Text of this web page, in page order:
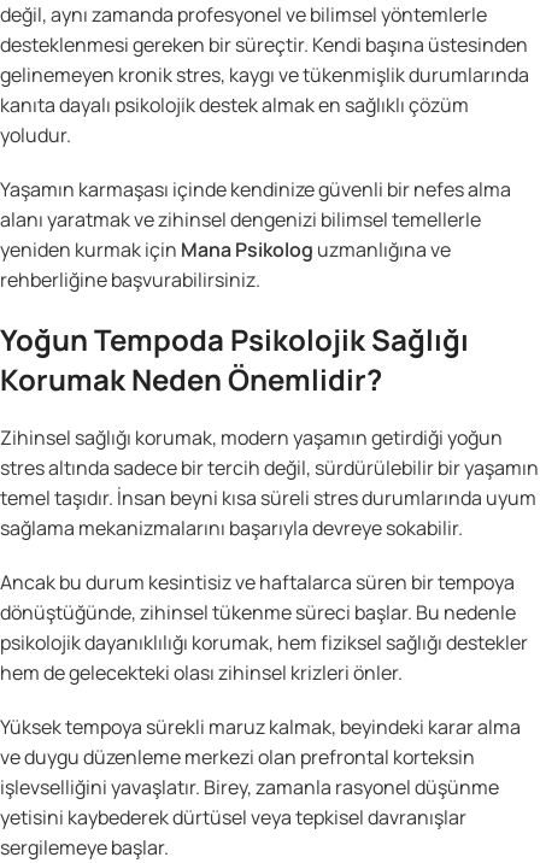
değil, aynı zamanda profesyonel ve bilimsel yöntemlerle
desteklenmesi gereken bir süreçtir. Kendi başına üstesinden
gelinemeyen kronik stres, kaygı ve tükenmişlik durumlarında
kanıta dayalı psikolojik destek almak en sağlıklı çözüm
yoludur.
Yaşamın karmaşası içinde kendinize güvenli bir nefes alma
alanı yaratmak ve zihinsel dengenizi bilimsel temellerle
yeniden kurmak için Mana Psikolog uzmanlığına ve
rehberliğine başvurabilirsiniz.
Yoğun Tempoda Psikolojik Sağlığı
Korumak Neden Önemlidir?
Zihinsel sağlığı korumak, modern yaşamın getirdiği yoğun
stres altında sadece bir tercih değil, sürdürülebilir bir yaşamın
temel taşıdır. İnsan beyni kısa süreli stres durumlarında uyum
sağlama mekanizmalarını başarıyla devreye sokabilir.
Ancak bu durum kesintisiz ve haftalarca süren bir tempoya
dönüştüğünde, zihinsel tükenme süreci başlar. Bu nedenle
psikolojik dayanıklılığı korumak, hem fiziksel sağlığı destekler
hem de gelecekteki olası zihinsel krizleri önler.
Yüksek tempoya sürekli maruz kalmak, beyindeki karar alma
ve duygu düzenleme merkezi olan prefrontal korteksin
işlevselliğini yavaşlatır. Birey, zamanla rasyonel düşünme
yetisini kaybederek dürtüsel veya tepkisel davranışlar
sergilemeye başlar.